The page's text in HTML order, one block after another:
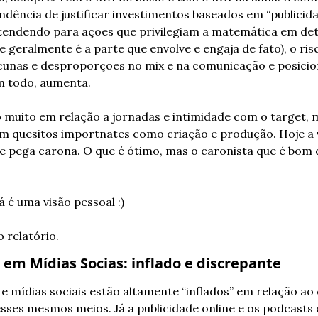
de justificar investimentos baseados em
para ações que privilegiam a matemática em
geralmente é a parte que envolve e engaja de fato), o
e desproporções no mix e na comunicação e
todo, aumenta.
muito em relação a jornadas e intimidade com o target,
quesitos importnates como criação e produção. Hoje a
pega carona. O que é ótimo, mas o caronista que é bom
é uma visão pessoal :)
relatório.
Mídias Socias: inflado e discrepante
mídias sociais estão altamente “inflados” em relação
mesmos meios. Já a publicidade online e os podcasts